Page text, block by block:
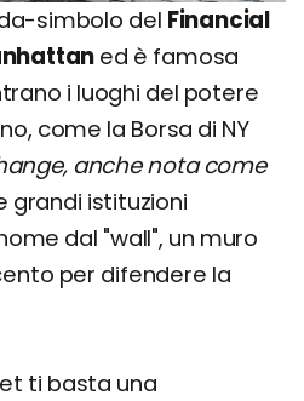
simbolo del Financial
ed è famosa
i luoghi del potere
come la Borsa di NY
anche nota come
grandi istituzioni
dal "wall", un muro
per difendere la
ti basta una